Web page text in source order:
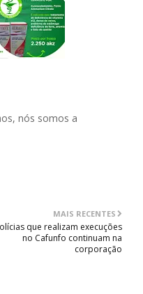
nós somos a
MAIS RECENTES
que realizam execuções
no Cafunfo continuam na
corporação